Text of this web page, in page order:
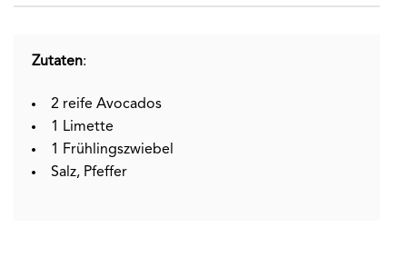
Zutaten:
2 reife Avocados
1 Limette
1 Frühlingszwiebel
Salz, Pfeffer